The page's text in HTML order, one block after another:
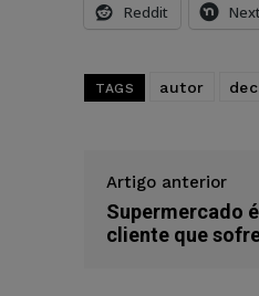
Reddit
TAGS autor
Artigo anterior
Supermercado
cliente que